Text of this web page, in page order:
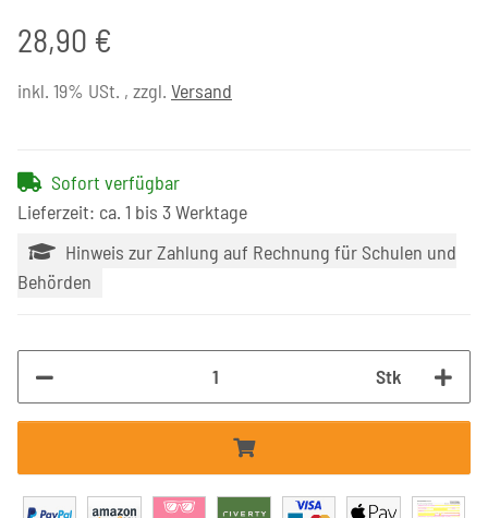
28,90 €
inkl. 19% USt. , zzgl. Versand
Sofort verfügbar
Lieferzeit: ca. 1 bis 3 Werktage
Hinweis zur Zahlung auf Rechnung für Schulen und
Behörden
Stk